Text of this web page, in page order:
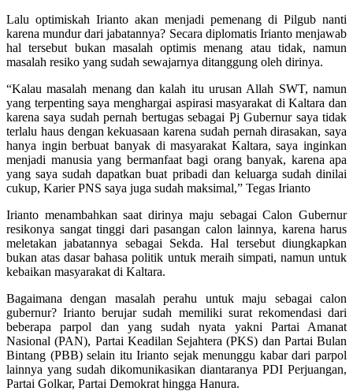
Lalu optimiskah Irianto akan menjadi pemenang di Pilgub nanti
karena mundur dari jabatannya? Secara diplomatis Irianto menjawab
hal tersebut bukan masalah optimis menang atau tidak, namun
masalah resiko yang sudah sewajarnya ditanggung oleh dirinya.
“Kalau masalah menang dan kalah itu urusan Allah SWT, namun
yang terpenting saya menghargai aspirasi masyarakat di Kaltara dan
karena saya sudah pernah bertugas sebagai Pj Gubernur saya tidak
terlalu haus dengan kekuasaan karena sudah pernah dirasakan, saya
hanya ingin berbuat banyak di masyarakat Kaltara, saya inginkan
menjadi manusia yang bermanfaat bagi orang banyak, karena apa
yang saya sudah dapatkan buat pribadi dan keluarga sudah dinilai
cukup, Karier PNS saya juga sudah maksimal,” Tegas Irianto
Irianto menambahkan saat dirinya maju sebagai Calon Gubernur
resikonya sangat tinggi dari pasangan calon lainnya, karena harus
meletakan jabatannya sebagai Sekda. Hal tersebut diungkapkan
bukan atas dasar bahasa politik untuk meraih simpati, namun untuk
kebaikan masyarakat di Kaltara.
Bagaimana dengan masalah perahu untuk maju sebagai calon
gubernur? Irianto berujar sudah memiliki surat rekomendasi dari
beberapa parpol dan yang sudah nyata yakni Partai Amanat
Nasional (PAN), Partai Keadilan Sejahtera (PKS) dan Partai Bulan
Bintang (PBB) selain itu Irianto sejak menunggu kabar dari parpol
lainnya yang sudah dikomunikasikan diantaranya PDI Perjuangan,
Partai Golkar, Partai Demokrat hingga Hanura.